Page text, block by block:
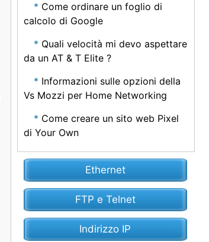
Come ordinare un foglio di
calcolo di Google
Quali velocità mi devo aspettare
da un AT & T Elite ?
Informazioni sulle opzioni della
Vs Mozzi per Home Networking
Come creare un sito web Pixel
di Your Own
Ethernet
FTP e Telnet
Indirizzo IP